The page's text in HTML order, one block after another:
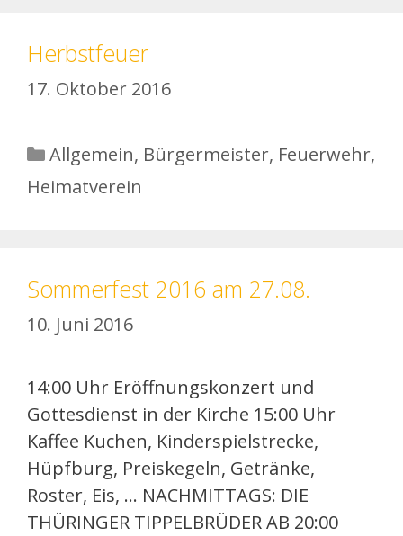
Herbstfeuer
17. Oktober 2016
Kategorien
Allgemein, Bürgermeister, Feuerwehr,
Heimatverein
Sommerfest 2016 am 27.08.
10. Juni 2016
14:00 Uhr Eröffnungskonzert und
Gottesdienst in der Kirche 15:00 Uhr
Kaffee Kuchen, Kinderspielstrecke,
Hüpfburg, Preiskegeln, Getränke,
Roster, Eis, … NACHMITTAGS: DIE
THÜRINGER TIPPELBRÜDER AB 20:00